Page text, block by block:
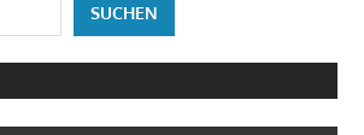
SUCHEN